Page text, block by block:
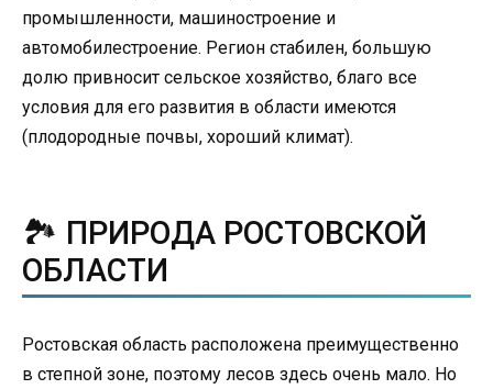
промышленности, машиностроение и
автомобилестроение. Регион стабилен, большую
долю привносит сельское хозяйство, благо все
условия для его развития в области имеются
(плодородные почвы, хороший климат).
🏞 ПРИРОДА РОСТОВСКОЙ
ОБЛАСТИ
Ростовская область расположена преимущественно
в степной зоне, поэтому лесов здесь очень мало. Но